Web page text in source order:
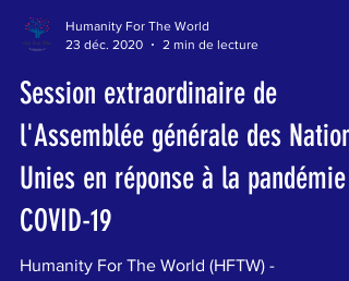
Session extraordinaire de
l'Assemblée générale des Nations
Unies en réponse à la pandémie
COVID-19